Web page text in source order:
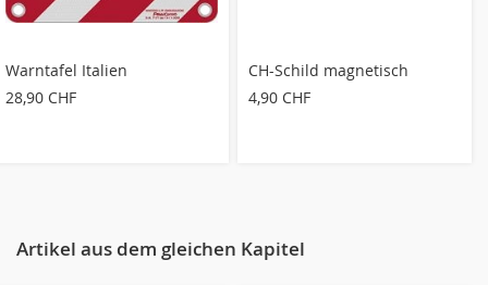
Warntafel Italien
28,90 CHF
CH-Schild magnetisch
4,90 CHF
Artikel aus dem gleichen Kapitel